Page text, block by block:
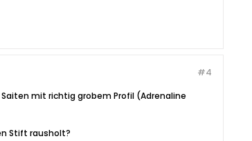
#4
mit richtig grobem Profil (Adrenaline
Stift rausholt?